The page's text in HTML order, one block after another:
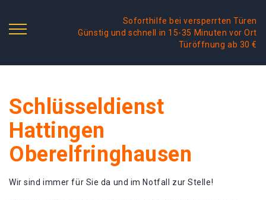
Soforthilfe bei versperrten Türen
Günstig und schnell in 15-35 Minuten vor Ort
Türöffnung ab 30 €
Schlüsseldienst
Hattingen
Oberelfringhausen
Wir sind immer für Sie da und im Notfall zur Stelle!